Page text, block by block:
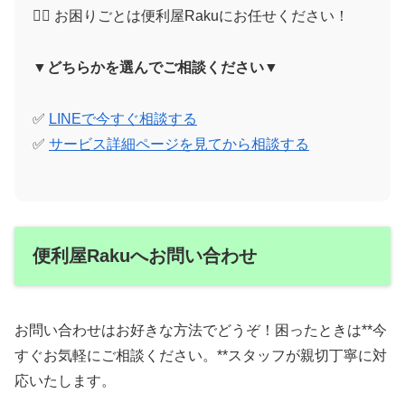
🙋‍♀️ お困りごとは便利屋Rakuにお任せください！
▼どちらかを選んでご相談ください▼
✅ LINEで今すぐ相談する
✅ サービス詳細ページを見てから相談する
便利屋Rakuへお問い合わせ
お問い合わせはお好きな方法でどうぞ！困ったときは**今
すぐお気軽にご相談ください。**スタッフが親切丁寧に対
応いたします。